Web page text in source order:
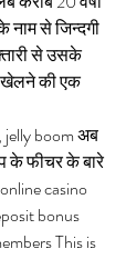
से जिन्दगी
से उसके
की एक
jelly boom अब
के फीचर के बारे
casino
bonus
This is